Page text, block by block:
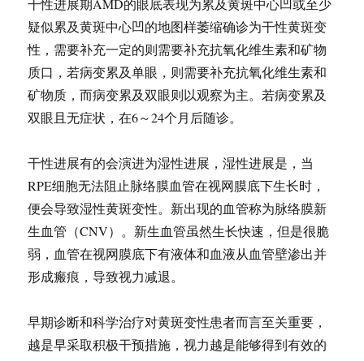
干性进展期AMD的眼底表现为累及黄斑中心凹或至少
疑似累及黄斑中心凹的地图样萎缩确诊为干性黄斑变
性，需要补充一定的则需要补充抗氧化维生素和矿物
质口，若病变累及单眼，则需要补充抗氧化维生素和
矿物质，而病变累及双眼则以观察为主。若病变累及
双眼且无症状，在6～24个月后随诊。
干性进展有的会演进为湿性进展，湿性进展是，当
RPE细胞无法阻止脉络膜血管在视网膜底下生长时，
便会导致湿性黄斑变性。新出现的血管称为脉络膜新
生血管（CNV）。新生血管虽然生长快速，但是很脆
弱，血管在视网膜底下有液体和血液从血管壁渗出并
形成瘢痕，导致视力减退。
早期诊断和科学治疗对黄斑变性患者而言至关重要，
越是早采取积极干预措施，视力越是能够得到有效的